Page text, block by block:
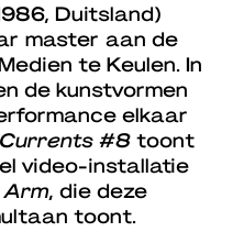
Duitsland)
master aan de
te Keulen. In
de kunstvormen
elkaar
Currents #8 toont
video-installatie
die deze
toont.